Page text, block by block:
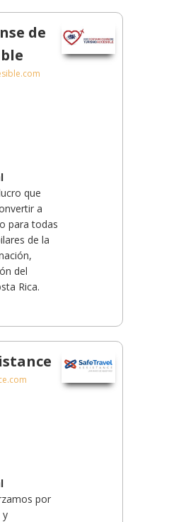
de
que
a
para todas
de la
del
Rica.
por
y